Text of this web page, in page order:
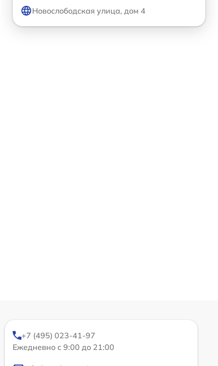
Новослободская улица, дом 4
+7 (495) 023-41-97
Ежедневно с 9:00 до 21:00